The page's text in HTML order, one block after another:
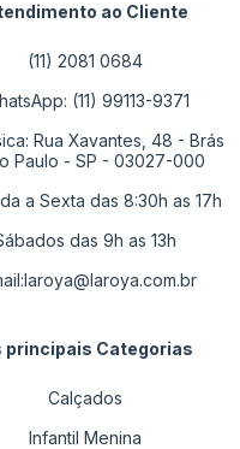
ao Cliente
(11) 2081 0684
(11) 99113-9371
Rua Xavantes, 48 - Brás
Paulo - SP - 03027-000
a Sexta das 8:30h as 17h
das 9h as 13h
laroya@laroya.com.br
principais Categorias
Calçados
Infantil Menina